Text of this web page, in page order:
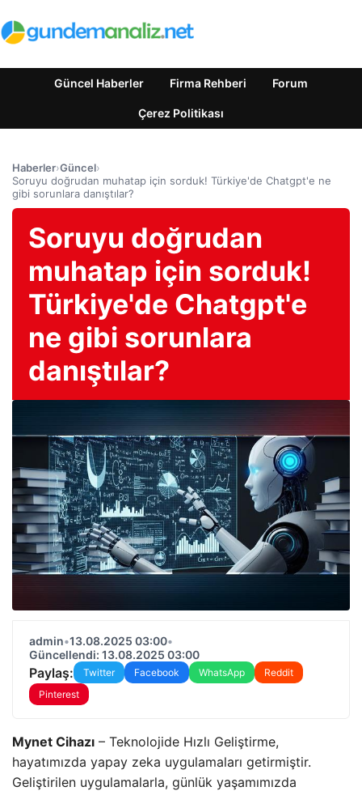
Güncel Haberler Firma Rehberi Forum
Çerez Politikası
Haberler›Güncel›
Soruyu doğrudan muhatap için sorduk! Türkiye'de Chatgpt'e ne
gibi sorunlara danıştılar?
Soruyu doğrudan
muhatap için sorduk!
Türkiye'de Chatgpt'e
ne gibi sorunlara
danıştılar?
admin•13.08.2025 03:00•
Güncellendi: 13.08.2025 03:00
Paylaş: Twitter Facebook WhatsApp
Reddit
Pinterest
Mynet Cihazı – Teknolojide Hızlı Geliştirme,
hayatımızda yapay zeka uygulamaları getirmiştir.
Geliştirilen uygulamalarla, günlük yaşamımızda